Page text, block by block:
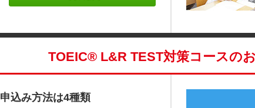
TOEIC® L&R TEST対策コースの
申込み方法は4種類